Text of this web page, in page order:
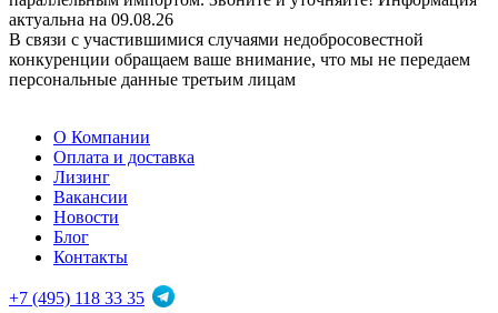
актуальна на 09.08.26
В связи с участившимися случаями недобросовестной
конкуренции обращаем ваше внимание, что мы не передаем
персональные данные третьим лицам
О Компании
Оплата и доставка
Лизинг
Вакансии
Новости
Блог
Контакты
+7 (495) 118 33 35